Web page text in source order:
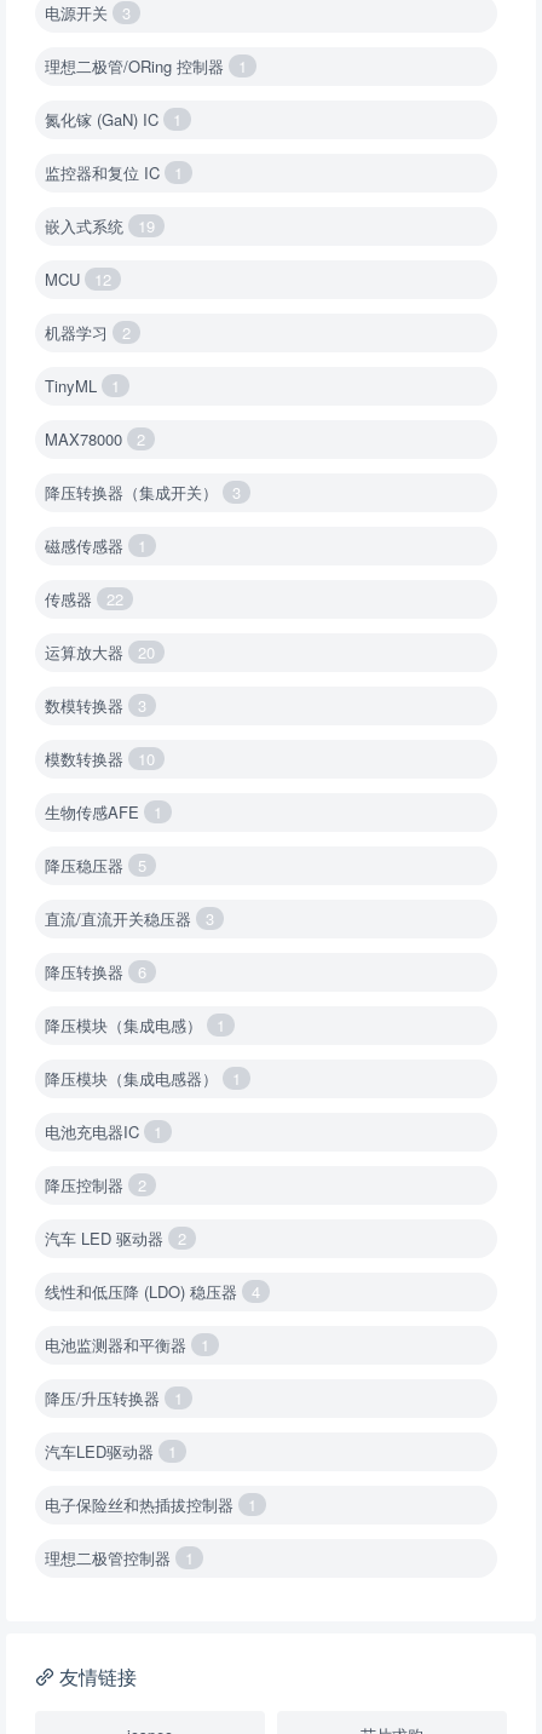
电源开关 3
理想二极管/ORing 控制器 1
氮化镓 (GaN) IC 1
监控器和复位 IC 1
嵌入式系统 19
MCU 12
机器学习 2
TinyML 1
MAX78000 2
降压转换器（集成开关） 3
磁感传感器 1
传感器 22
运算放大器 20
数模转换器 3
模数转换器 10
生物传感AFE 1
降压稳压器 5
直流/直流开关稳压器 3
降压转换器 6
降压模块（集成电感） 1
降压模块（集成电感器） 1
电池充电器IC 1
降压控制器 2
汽车 LED 驱动器 2
线性和低压降 (LDO) 稳压器 4
电池监测器和平衡器 1
降压/升压转换器 1
汽车LED驱动器 1
电子保险丝和热插拔控制器 1
理想二极管控制器 1
降压转换器（继承开关）
友情链接